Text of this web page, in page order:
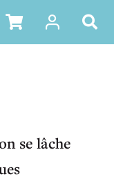
se lâche